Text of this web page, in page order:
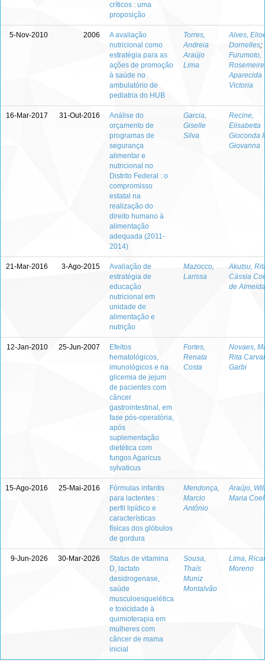
críticos : uma
proposição
5-Nov-2010 2006
A avaliação
nutricional como
estratégia para as
ações de promoção
à saúde no
ambulatório de
pediatria do HUB
Torres,
Andreia
Araújo
Lima
Alves,
Dornelles;
Furumoto,
Rosemeire
Aparecida
Victoria
16-Mar-2017 31-Out-2016
Análise do
orçamento de
programas de
segurança
alimentar e
nutricional no
Distrito Federal : o
compromisso
estatal na
realização do
direito humano à
alimentação
adequada (2011-
2014)
Garcia,
Giselle
Silva
Recine,
Elisabetta
Gioconda
Giovanna
21-Mar-2016 3-Ago-2015
Avaliação de
estratégia de
educação
nutricional em
unidade de
alimentação e
nutrição
Mazocco,
Larissa
Akutsu,
Cássia
de Almeida
12-Jan-2010 25-Jun-2007
Efeitos
hematológicos,
imunológicos e na
glicemia de jejum
de pacientes com
câncer
gastrointestinal, em
fase pós-operatória,
após
suplementação
dietética com
fungos Agaricus
sylvaticus
Fortes,
Renata
Costa
Novaes,
Rita
Garbi
15-Ago-2016 25-Mai-2016
Fórmulas infantis
para lactentes :
perfil lipídico e
características
físicas dos glóbulos
de gordura
Mendonça,
Marcio
Antônio
Araújo,
Maria
9-Jun-2026 30-Mar-2026
Status de vitamina
D, lactato
desidrogenase,
saúde
musculoesquelética
e toxicidade à
quimioterapia em
mulheres com
câncer de mama
inicial
Sousa,
Thaís
Muniz
Montalvão
Lima,
Moreno